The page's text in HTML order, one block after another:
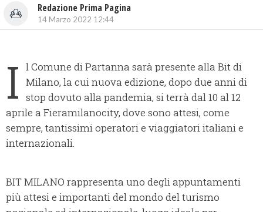
Redazione Prima Pagina
14 Marzo 2022 12:44
I l Comune di Partanna sarà presente alla Bit di
Milano, la cui nuova edizione, dopo due anni di
stop dovuto alla pandemia, si terrà dal 10 al 12
aprile a Fieramilanocity, dove sono attesi, come
sempre, tantissimi operatori e viaggiatori italiani e
internazionali.
BIT MILANO rappresenta uno degli appuntamenti
più attesi e importanti del mondo del turismo